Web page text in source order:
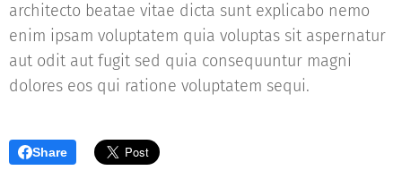
architecto beatae vitae dicta sunt explicabo nemo
enim ipsam voluptatem quia voluptas sit aspernatur
aut odit aut fugit sed quia consequuntur magni
dolores eos qui ratione voluptatem sequi.
Share